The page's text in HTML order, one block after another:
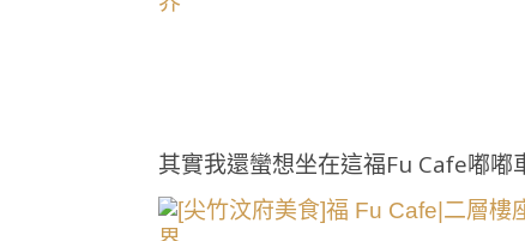
其實我還蠻想坐在這福Fu Cafe嘟